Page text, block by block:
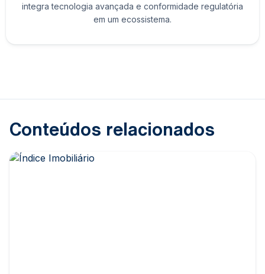
integra tecnologia avançada e conformidade regulatória
em um ecossistema.
Conteúdos relacionados